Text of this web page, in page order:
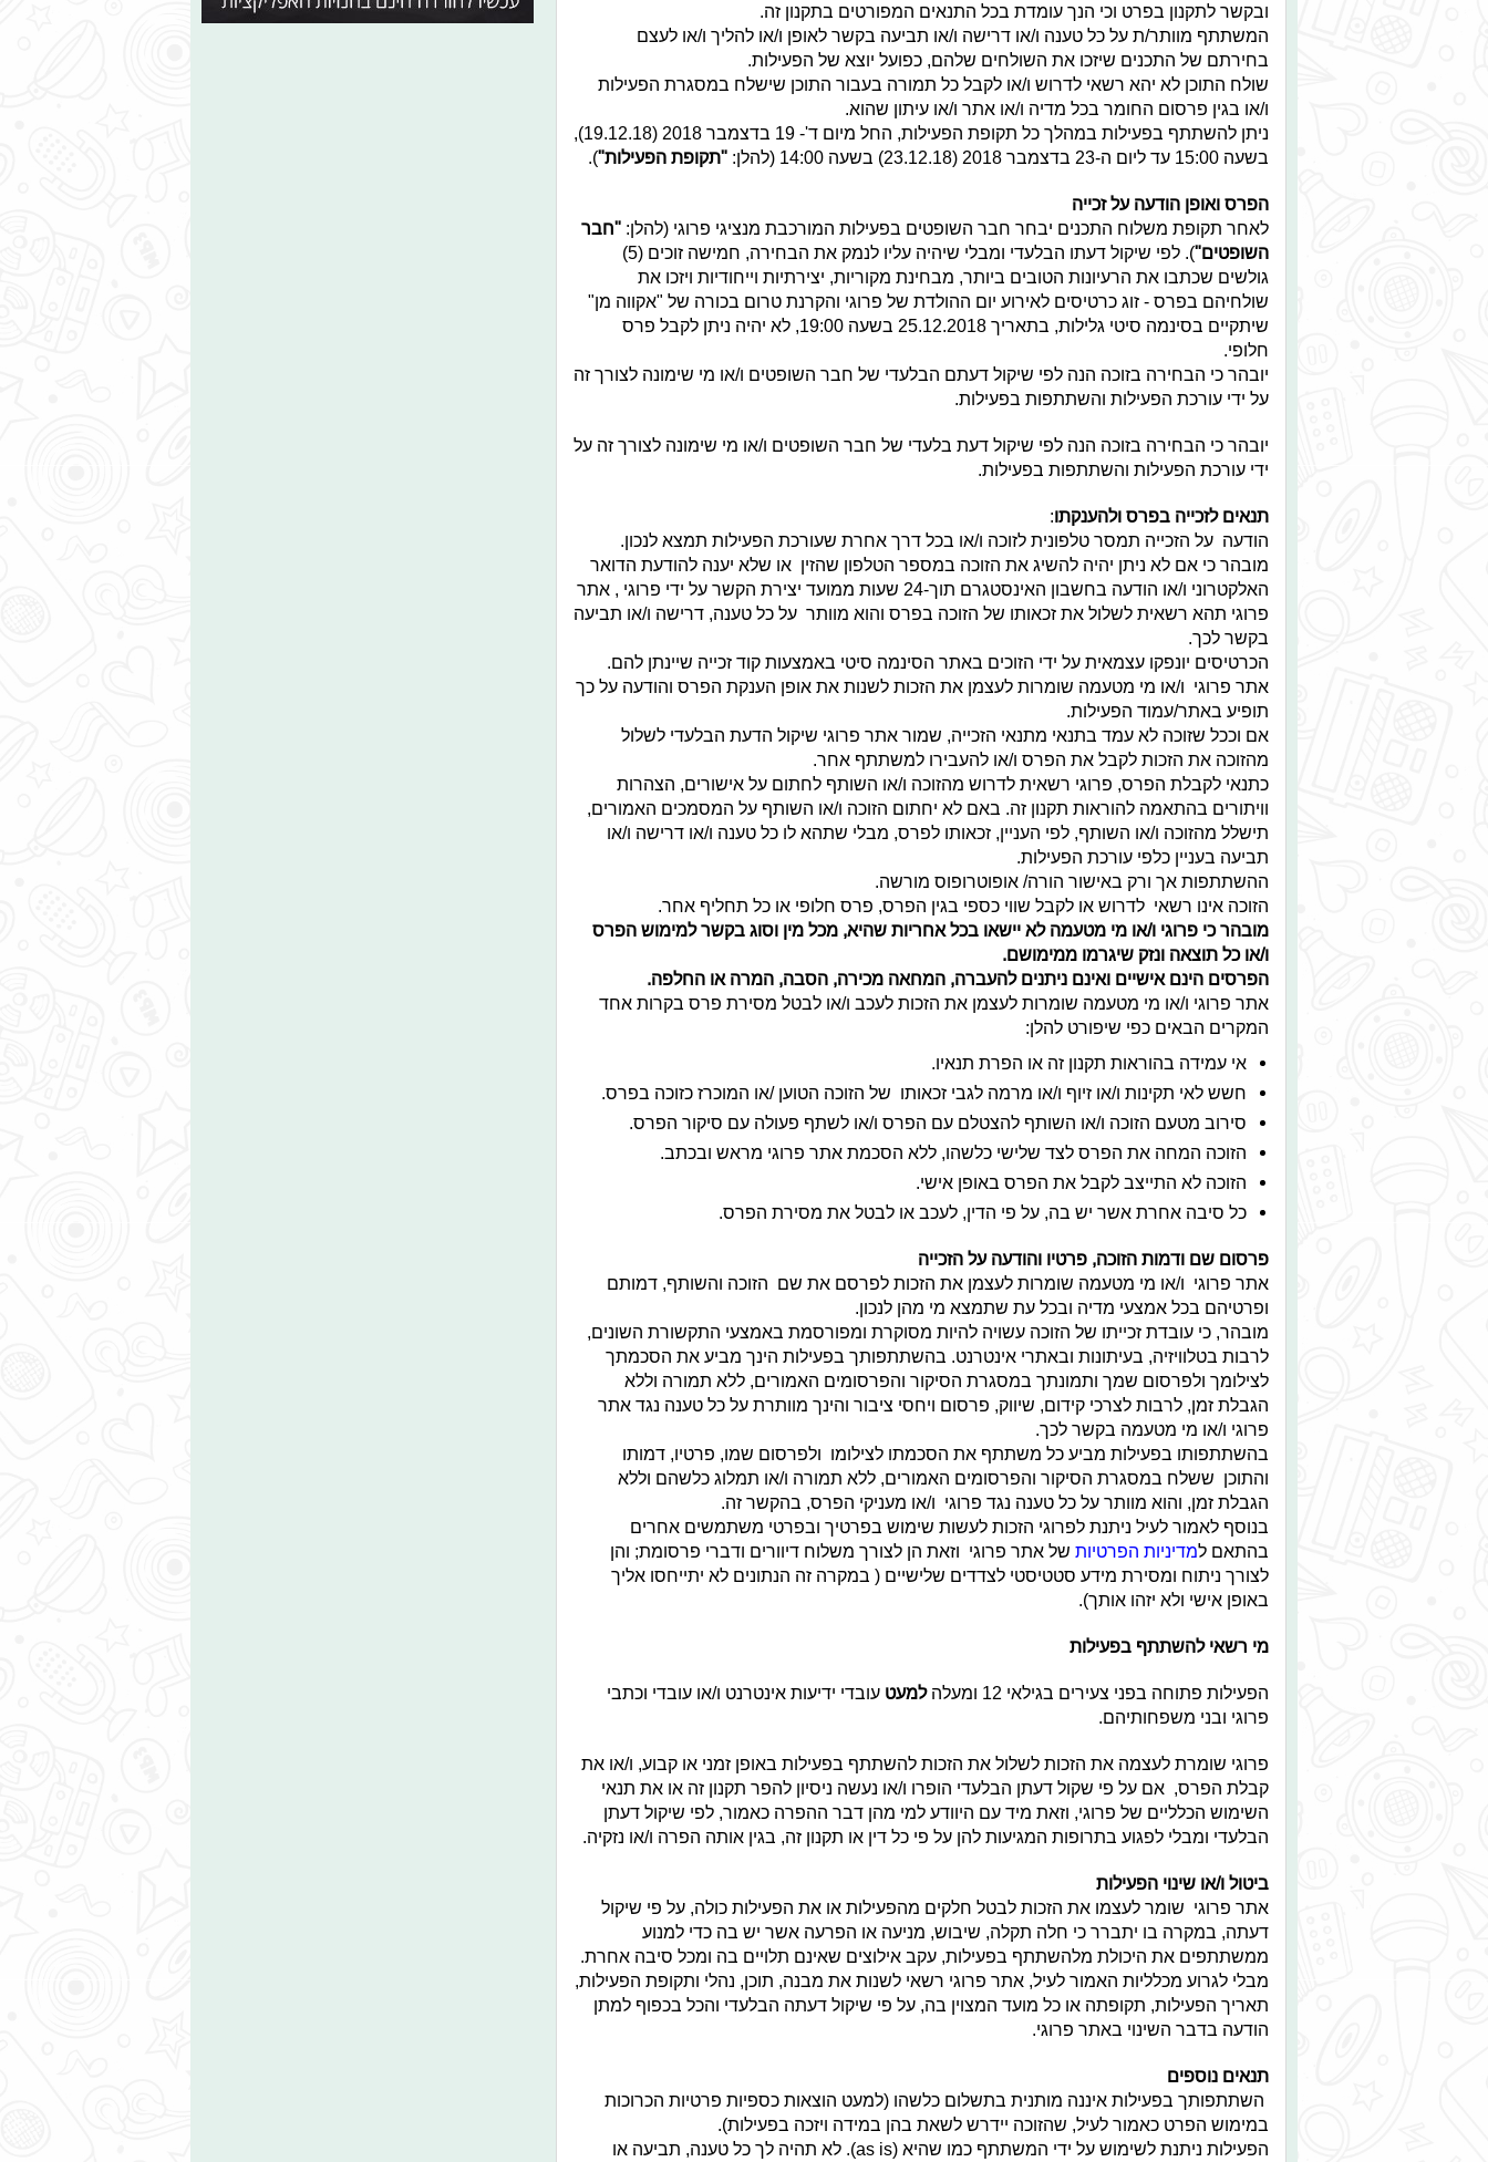
ובקשר לתקנון בפרט וכי הנך עומדת בכל התנאים המפורטים בתקנון זה.
המשתתף מוותר/ת על כל טענה ו/או דרישה ו/או תביעה בקשר לאופן ו/או להליך ו/או לעצם
בחירתם של התכנים שיזכו את השולחים שלהם, כפועל יוצא של הפעילות.
שולח התוכן לא יהא רשאי לדרוש ו/או לקבל כל תמורה בעבור התוכן שישלח במסגרת הפעילות
ו/או בגין פרסום החומר בכל מדיה ו/או אתר ו/או עיתון שהוא.
ניתן להשתתף בפעילות במהלך כל תקופת הפעילות, החל מיום ד'- 19 בדצמבר 2018 (19.12.18),
בשעה 15:00 עד ליום ה-23 בדצמבר 2018 (23.12.18) בשעה 14:00 (להלן:
"תקופת הפעילות").
הפרס ואופן הודעה על זכייה
לאחר תקופת משלוח התכנים יבחר חבר השופטים בפעילות המורכבת מנציגי פרוגי (להלן: "חבר
השופטים"
). לפי שיקול דעתו הבלעדי ומבלי שיהיה עליו לנמק את הבחירה, חמישה זוכים (5)
גולשים שכתבו את הרעיונות הטובים ביותר, מבחינת מקוריות, יצירתיות וייחודיות ויזכו את
שולחיהם בפרס - זוג כרטיסים לאירוע יום ההולדת של פרוגי והקרנת טרום בכורה של "אקווה מן"
שיתקיים בסינמה סיטי גלילות, בתאריך 25.12.2018 בשעה 19:00, לא יהיה ניתן לקבל פרס
חלופי.
יובהר כי הבחירה בזוכה הנה לפי שיקול דעתם הבלעדי של חבר השופטים ו/או מי שימונה לצורך זה
על ידי עורכת הפעילות והשתתפות בפעילות.
יובהר כי הבחירה בזוכה הנה לפי שיקול דעת בלעדי של חבר השופטים ו/או מי שימונה לצורך זה על
ידי עורכת הפעילות והשתתפות בפעילות.
תנאים לזכייה בפרס ולהענקתו:
הודעה על הזכייה תמסר טלפונית לזוכה ו/או בכל דרך אחרת שעורכת הפעילות תמצא לנכון.
מובהר כי אם לא ניתן יהיה להשיג את הזוכה במספר הטלפון שהזין או שלא יענה להודעת הדואר
האלקטרוני ו/או הודעה בחשבון האינסטגרם תוך-24 שעות ממועד יצירת הקשר על ידי פרוגי , אתר
פרוגי תהא רשאית לשלול את זכאותו של הזוכה בפרס והוא מוותר על כל טענה, דרישה ו/או תביעה
בקשר לכך.
הכרטיסים יונפקו עצמאית על ידי הזוכים באתר הסינמה סיטי באמצעות קוד זכייה שיינתן להם.
אתר פרוגי ו/או מי מטעמה שומרות לעצמן את הזכות לשנות את אופן הענקת הפרס והודעה על כך
תופיע באתר/עמוד הפעילות.
אם וככל שזוכה לא עמד בתנאי מתנאי הזכייה, שמור אתר פרוגי שיקול הדעת הבלעדי לשלול
מהזוכה את הזכות לקבל את הפרס ו/או להעבירו למשתתף אחר.
כתנאי לקבלת הפרס, פרוגי רשאית לדרוש מהזוכה ו/או השותף לחתום על אישורים, הצהרות
וויתורים בהתאמה להוראות תקנון זה. באם לא יחתום הזוכה ו/או השותף על המסמכים האמורים,
תישלל מהזוכה ו/או השותף, לפי העניין, זכאותו לפרס, מבלי שתהא לו כל טענה ו/או דרישה ו/או
תביעה בעניין כלפי עורכת הפעילות.
ההשתתפות אך ורק באישור הורה/ אופוטרופוס מורשה.
הזוכה אינו רשאי לדרוש או לקבל שווי כספי בגין הפרס, פרס חלופי או כל תחליף אחר.
מובהר כי פרוגי ו/או מי מטעמה לא יישאו בכל אחריות שהיא, מכל מין וסוג בקשר למימוש הפרס
ו/או כל תוצאה ונזק שיגרמו ממימושם.
הפרסים הינם אישיים ואינם ניתנים להעברה, המחאה מכירה, הסבה, המרה או החלפה.
אתר פרוגי ו/או מי מטעמה שומרות לעצמן את הזכות לעכב ו/או לבטל מסירת פרס בקרות אחד
המקרים הבאים כפי שיפורט להלן:
אי עמידה בהוראות תקנון זה או הפרת תנאיו.
חשש לאי תקינות ו/או זיוף ו/או מרמה לגבי זכאותו של הזוכה הטוען /או המוכרז כזוכה בפרס.
סירוב מטעם הזוכה ו/או השותף להצטלם עם הפרס ו/או לשתף פעולה עם סיקור הפרס.
הזוכה המחה את הפרס לצד שלישי כלשהו, ללא הסכמת אתר פרוגי מראש ובכתב.
הזוכה לא התייצב לקבל את הפרס באופן אישי.
כל סיבה אחרת אשר יש בה, על פי הדין, לעכב או לבטל את מסירת הפרס.
פרסום שם ודמות הזוכה, פרטיו והודעה על הזכייה
אתר פרוגי ו/או מי מטעמה שומרות לעצמן את הזכות לפרסם את שם הזוכה והשותף, דמותם
ופרטיהם בכל אמצעי מדיה ובכל עת שתמצא מי מהן לנכון.
מובהר, כי עובדת זכייתו של הזוכה עשויה להיות מסוקרת ומפורסמת באמצעי התקשורת השונים,
לרבות בטלוויזיה, בעיתונות ובאתרי אינטרנט. בהשתתפותך בפעילות הינך מביע את הסכמתך
לצילומך ולפרסום שמך ותמונתך במסגרת הסיקור והפרסומים האמורים, ללא תמורה וללא
הגבלת זמן, לרבות לצרכי קידום, שיווק, פרסום ויחסי ציבור והינך מוותרת על כל טענה נגד אתר
פרוגי ו/או מי מטעמה בקשר לכך.
בהשתתפותו בפעילות מביע כל משתתף את הסכמתו לצילומו ולפרסום שמו, פרטיו, דמותו
והתוכן ששלח במסגרת הסיקור והפרסומים האמורים, ללא תמורה ו/או תמלוג כלשהם וללא
הגבלת זמן, והוא מוותר על כל טענה נגד פרוגי ו/או מעניקי הפרס, בהקשר זה.
בנוסף לאמור לעיל ניתנת לפרוגי הזכות לעשות שימוש בפרטיך ובפרטי משתמשים אחרים
בהתאם למדיניות הפרטיות של אתר פרוגי וזאת הן לצורך משלוח דיוורים ודברי פרסומת; והן
לצורך ניתוח ומסירת מידע סטטיסטי לצדדים שלישיים ( במקרה זה הנתונים לא יתייחסו אליך
באופן אישי ולא יזהו אותך).
מי רשאי להשתתף בפעילות
הפעילות פתוחה בפני צעירים בגילאי 12 ומעלה למעט עובדי ידיעות אינטרנט ו/או עובדי וכתבי
פרוגי ובני משפחותיהם.
פרוגי שומרת לעצמה את הזכות לשלול את הזכות להשתתף בפעילות באופן זמני או קבוע, ו/או את
קבלת הפרס, אם על פי שקול דעתן הבלעדי הופרו ו/או נעשה ניסיון להפר תקנון זה או את תנאי
השימוש הכלליים של פרוגי, וזאת מיד עם היוודע למי מהן דבר ההפרה כאמור, לפי שיקול דעתן
הבלעדי ומבלי לפגוע בתרופות המגיעות להן על פי כל דין או תקנון זה, בגין אותה הפרה ו/או נזקיה.
ביטול ו/או שינוי הפעילות
אתר פרוגי שומר לעצמו את הזכות לבטל חלקים מהפעילות או את הפעילות כולה, על פי שיקול
דעתה, במקרה בו יתברר כי חלה תקלה, שיבוש, מניעה או הפרעה אשר יש בה כדי למנוע
ממשתתפים את היכולת מלהשתתף בפעילות, עקב אילוצים שאינם תלויים בה ומכל סיבה אחרת.
מבלי לגרוע מכלליות האמור לעיל, אתר פרוגי רשאי לשנות את מבנה, תוכן, נהלי ותקופת הפעילות,
תאריך הפעילות, תקופתה או כל מועד המצוין בה, על פי שיקול דעתה הבלעדי והכל בכפוף למתן
הודעה בדבר השינוי באתר פרוגי.
תנאים נוספים
השתתפותך בפעילות איננה מותנית בתשלום כלשהו (למעט הוצאות כספיות פרטיות הכרוכות
במימוש הפרט כאמור לעיל, שהזוכה יידרש לשאת בהן במידה ויזכה בפעילות).
הפעילות ניתנת לשימוש על ידי המשתתף כמו שהיא (as is). לא תהיה לך כל טענה, תביעה או